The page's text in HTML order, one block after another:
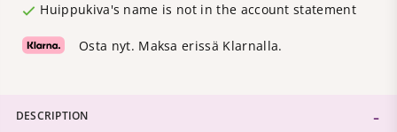
Huippukiva's name is not in the account statement
Osta nyt. Maksa erissä Klarnalla.
DESCRIPTION